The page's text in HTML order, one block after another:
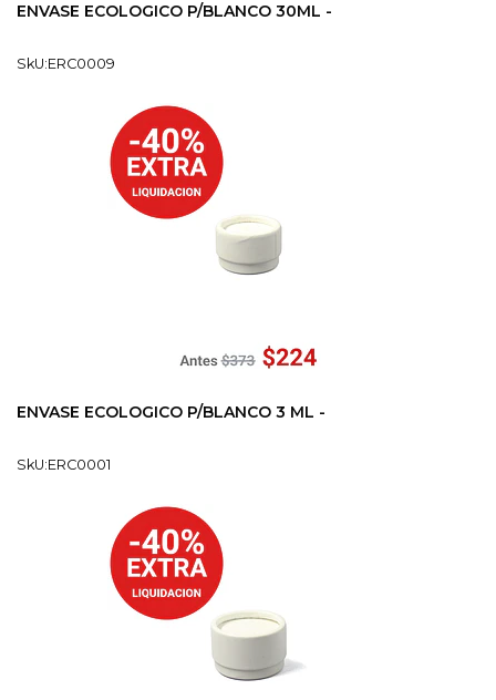
ENVASE ECOLOGICO P/BLANCO 30ML -
SkU:ERC0009
ENVASE ECOLOGICO P/BLANCO 3 ML -
SkU:ERC0001